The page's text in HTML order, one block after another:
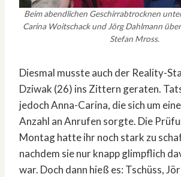
Beim abendlichen Geschirrabtrocknen
Carina Woitschack und Jörg Dahlmann
Stefan Mross.
Diesmal musste auch der Reality-
Dziwak (26) ins Zittern geraten.
jedoch Anna-Carina, die sich um
Anzahl an Anrufen sorgte. Die
Montag hatte ihr noch stark zu
nachdem sie nur knapp glimpflich
war. Doch dann hieß es: Tschüss,